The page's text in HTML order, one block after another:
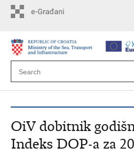
OiV dobitnik
Indeks DOP-a za